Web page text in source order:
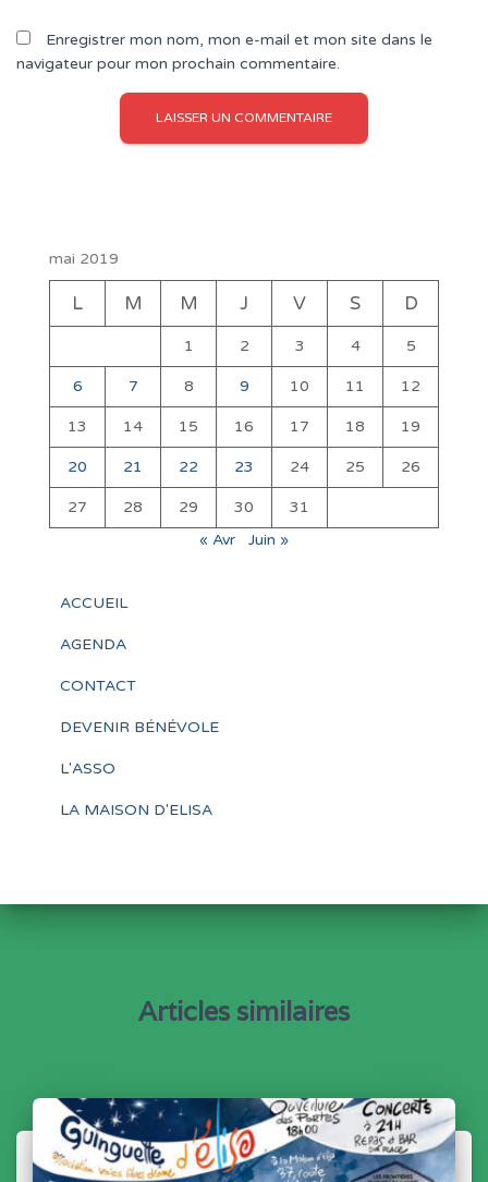
Enregistrer mon nom, mon e-mail et mon site dans le
navigateur pour mon prochain commentaire.
mai 2019
L M M J V S D
1 2 3 4 5
6 7 8 9 10 11 12
13 14 15 16 17 18 19
20 21 22 23 24 25 26
27 28 29 30
31
« Avr
Juin »
ACCUEIL
AGENDA
CONTACT
DEVENIR BÉNÉVOLE
L'ASSO
LA MAISON D'ELISA
Articles similaires